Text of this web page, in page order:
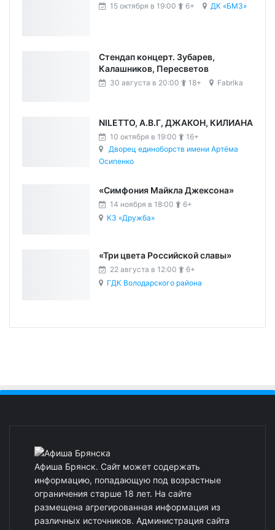
15 октября в 19:00 6+ ДК «БМЗ»
Стендап концерт. Зубарев,
Калашников, Пересветов
30 августа в 20:00 18+ Fabrika
NILETTO, А.В.Г, ДЖАКОН, КИЛИАНА
10 октября в 19:00
16+
Дворец единоборств имени Артёма
Осипенко
«Симфония Майкла Джексона»
14 ноября в 18:00
6+
КЗ «Дружба»
«Три цвета Российской славы»
22 августа в 12:00
6+
ГДК Володарского района
Афиша Брянск. Сайт может содержать
информацию, попадающую под возрастные
ограничения старше 18 лет. На сайте
размещена агрегированная информация из
различных источников. Администрация сайта